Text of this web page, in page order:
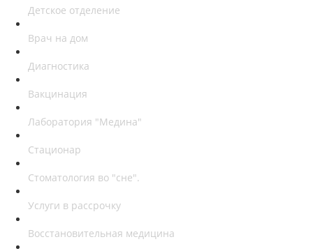
Детское отделение
Врач на дом
Диагностика
Вакцинация
Лаборатория "Медина"
Стационар
Стоматология во "сне".
Услуги в рассрочку
Восстановительная медицина